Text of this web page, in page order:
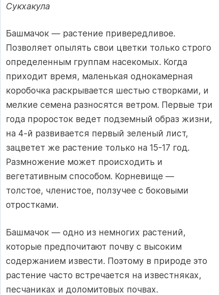
Сукхакула
Башмачок — растение привередливое.
Позволяет опылять свои цветки только строго
определенным группам насекомых. Когда
приходит время, маленькая однокамерная
коробочка раскрывается шестью створками, и
мелкие семена разносятся ветром. Первые три
года проросток ведет подземный образ жизни,
на 4-й развивается первый зеленый лист,
зацветет же растение только на 15-17 год.
Размножение может происходить и
вегетативным способом. Корневище —
толстое, членистое, ползучее с боковыми
отростками.
Башмачок — одно из немногих растений,
которые предпочитают почву с высоким
содержанием извести. Поэтому в природе это
растение часто встречается на известняках,
песчаниках и доломитовых почвах.